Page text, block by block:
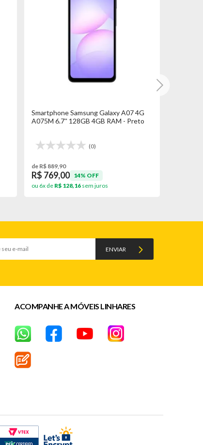
Smartphone Samsung Galaxy A07 4G
A075M 6.7'' 128GB 4GB RAM - Preto
(0)
de R$ 889,90
R$ 769,00
14% OFF
ou 6x de R$ 128,16sem juros
ENVIAR
ACOMPANHE A MÓVEIS LINHARES